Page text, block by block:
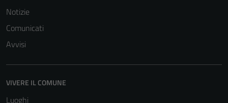
Notizie
Comunicati
Avvisi
VIVERE IL COMUNE
Luoghi